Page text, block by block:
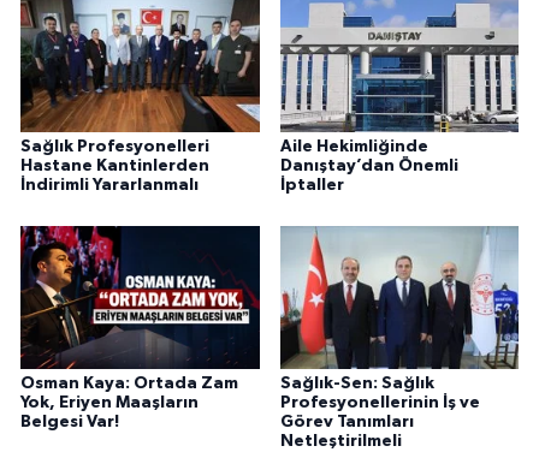
Sağlık Profesyonelleri
Hastane Kantinlerden
İndirimli Yararlanmalı
Aile Hekimliğinde
Danıştay’dan Önemli
İptaller
Osman Kaya: Ortada Zam
Yok, Eriyen Maaşların
Belgesi Var!
Sağlık-Sen: Sağlık
Profesyonellerinin İş ve
Görev Tanımları
Netleştirilmeli